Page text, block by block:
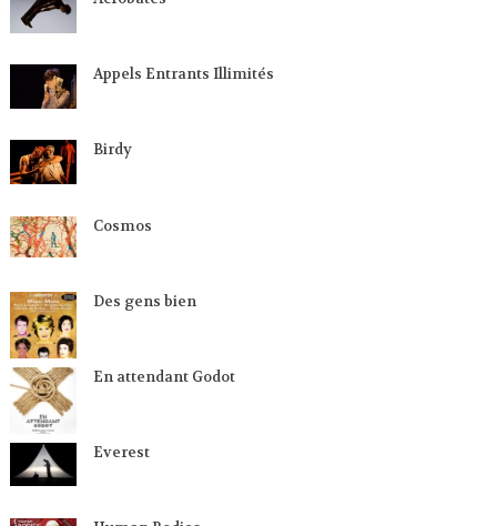
Appels Entrants Illimités
Birdy
Cosmos
Des gens bien
En attendant Godot
Everest